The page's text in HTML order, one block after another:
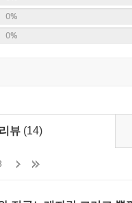
제나 유럽예술음악과 영
심의 교육에 길들여지면
문에서 인류역사상 가장
탕 위에서 빠르게 진행되
일제강점기가 시작되면
0%
0%
뷰 (14)